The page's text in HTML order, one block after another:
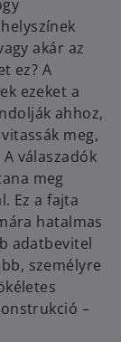
akár az
ez? A
ezeket a
ahhoz,
meg,
válaszadók
meg
Ez a fajta
hatalmas
adatbevitel
személyre
–